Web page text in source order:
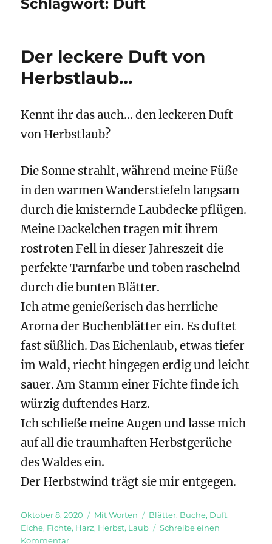
Schlagwort: Duft
Der leckere Duft von
Herbstlaub…
Kennt ihr das auch… den leckeren Duft
von Herbstlaub?
Die Sonne strahlt, während meine Füße
in den warmen Wanderstiefeln langsam
durch die knisternde Laubdecke pflügen.
Meine Dackelchen tragen mit ihrem
rostroten Fell in dieser Jahreszeit die
perfekte Tarnfarbe und toben raschelnd
durch die bunten Blätter.
Ich atme genießerisch das herrliche
Aroma der Buchenblätter ein. Es duftet
fast süßlich. Das Eichenlaub, etwas tiefer
im Wald, riecht hingegen erdig und leicht
sauer. Am Stamm einer Fichte finde ich
würzig duftendes Harz.
Ich schließe meine Augen und lasse mich
auf all die traumhaften Herbstgerüche
des Waldes ein.
Der Herbstwind trägt sie mir entgegen.
Veröffentlicht
am
Oktober 8, 2020 Kategorien
Mit Worten Schlagwörter
Blätter, Buche, Duft,
Eiche, Fichte, Harz, Herbst, Laub
Schreibe einen
Kommentarzu